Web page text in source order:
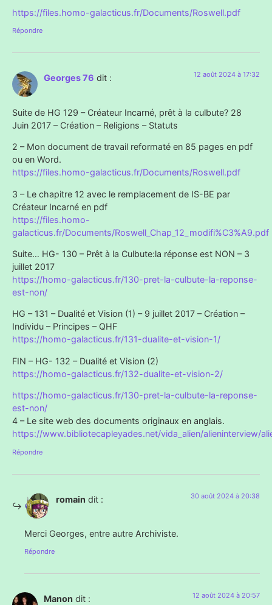
https://files.homo-galacticus.fr/Documents/Roswell.pdf
Répondre
Georges 76 dit : 12 août 2024 à 17:32
Suite de HG 129 – Créateur Incarné, prêt à la culbute? 28
Juin 2017 – Création – Religions – Statuts
2 – Mon document de travail reformaté en 85 pages en pdf
ou en Word.
https://files.homo-galacticus.fr/Documents/Roswell.pdf
3 – Le chapitre 12 avec le remplacement de IS-BE par
Créateur Incarné en pdf
https://files.homo-
galacticus.fr/Documents/Roswell_Chap_12_modifi%C3%A9.pdf
Suite… HG- 130 – Prêt à la Culbute:la réponse est NON – 3
juillet 2017
https://homo-galacticus.fr/130-pret-la-culbute-la-reponse-
est-non/
HG – 131 – Dualité et Vision (1) – 9 juillet 2017 – Création –
Individu – Principes – QHF
https://homo-galacticus.fr/131-dualite-et-vision-1/
FIN – HG- 132 – Dualité et Vision (2)
https://homo-galacticus.fr/132-dualite-et-vision-2/
https://homo-galacticus.fr/130-pret-la-culbute-la-reponse-
est-non/
4 – Le site web des documents originaux en anglais.
https://www.bibliotecapleyades.net/vida_alien/alieninterview/
Répondre
romain dit : 30 août 2024 à 20:38
Merci Georges, entre autre Archiviste.
Répondre
Manon dit : 12 août 2024 à 20:57